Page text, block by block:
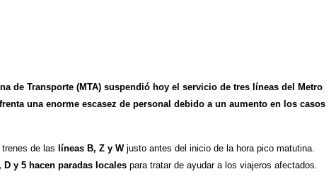
de Transporte (MTA) suspendió hoy el servicio de tres líneas del Metro
una enorme escasez de personal debido a un aumento en los casos
de las líneas B, Z y Wjusto antes del inicio de la hora pico matutina.
D y 5 hacen paradas locales para tratar de ayudar a los viajeros afectados.